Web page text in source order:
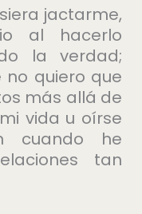
jactarme,
al hacerlo
la verdad;
quiero que
más allá de
vida u oírse
cuando he
tan